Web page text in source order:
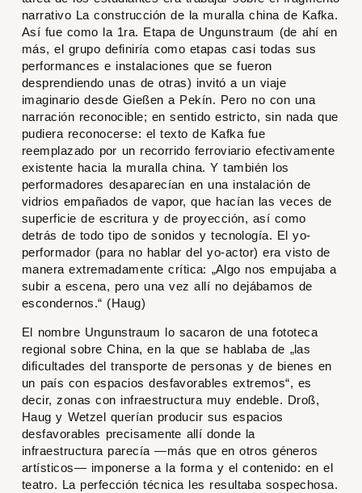
narrativo La construcción de la muralla china de Kafka.
Así fue como la 1ra. Etapa de Ungunstraum (de ahí en
más, el grupo definiría como etapas casi todas sus
performances e instalaciones que se fueron
desprendiendo unas de otras) invitó a un viaje
imaginario desde Gießen a Pekín. Pero no con una
narración reconocible; en sentido estricto, sin nada que
pudiera reconocerse: el texto de Kafka fue
reemplazado por un recorrido ferroviario efectivamente
existente hacia la muralla china. Y también los
performadores desaparecían en una instalación de
vidrios empañados de vapor, que hacían las veces de
superficie de escritura y de proyección, así como
detrás de todo tipo de sonidos y tecnología. El yo-
performador (para no hablar del yo-actor) era visto de
manera extremadamente crítica: „Algo nos empujaba a
subir a escena, pero una vez allí no dejábamos de
escondernos.“ (Haug)
El nombre Ungunstraum lo sacaron de una fototeca
regional sobre China, en la que se hablaba de „las
dificultades del transporte de personas y de bienes en
un país con espacios desfavorables extremos“, es
decir, zonas con infraestructura muy endeble. Droß,
Haug y Wetzel querían producir sus espacios
desfavorables precisamente allí donde la
infraestructura parecía —más que en otros géneros
artísticos— imponerse a la forma y el contenido: en el
teatro. La perfección técnica les resultaba sospechosa.